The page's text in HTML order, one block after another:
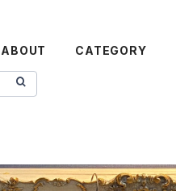
ABOUT CATEGORY